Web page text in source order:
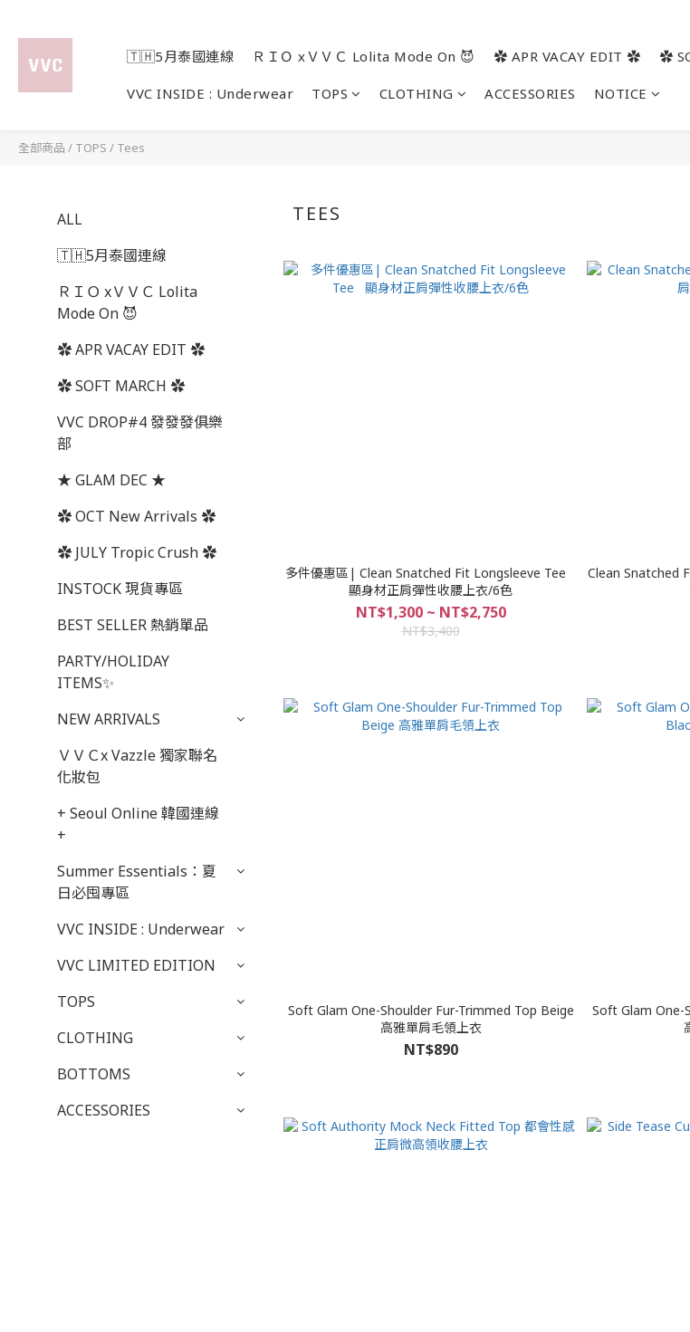
🇹🇭5月泰國連線 ＲＩＯ xＶＶＣ Lolita Mode On 😈 ✿ APR VACAY EDIT ✿ ✿
VVC INSIDE : Underwear TOPS CLOTHING ACCESSORIES NOTICE
全部商品 / TOPS / Tees
ALL
🇹🇭5月泰國連線
ＲＩＯ xＶＶＣ Lolita
Mode On 😈
✿ APR VACAY EDIT ✿
✿ SOFT MARCH ✿
VVC DROP#4 發發發俱樂
部
★ GLAM DEC ★
✿ OCT New Arrivals ✿
✿ JULY Tropic Crush ✿
INSTOCK 現貨專區
BEST SELLER 熱銷單品
PARTY/HOLIDAY
ITEMS✨
NEW ARRIVALS
ＶＶＣx Vazzle 獨家聯名
化妝包
+ Seoul Online 韓國連線
+
Summer Essentials：夏
日必囤專區
VVC INSIDE : Underwear
VVC LIMITED EDITION
TOPS
CLOTHING
BOTTOMS
ACCESSORIES
TEES
多件優惠區| Clean Snatched Fit Longsleeve Tee
顯身材正肩彈性收腰上衣/6色
NT$1,300 ~ NT$2,750
NT$3,400
Clean Snatched
Soft Glam One-Shoulder Fur-Trimmed Top Beige
高雅單肩毛領上衣
NT$890
Soft Glam One-